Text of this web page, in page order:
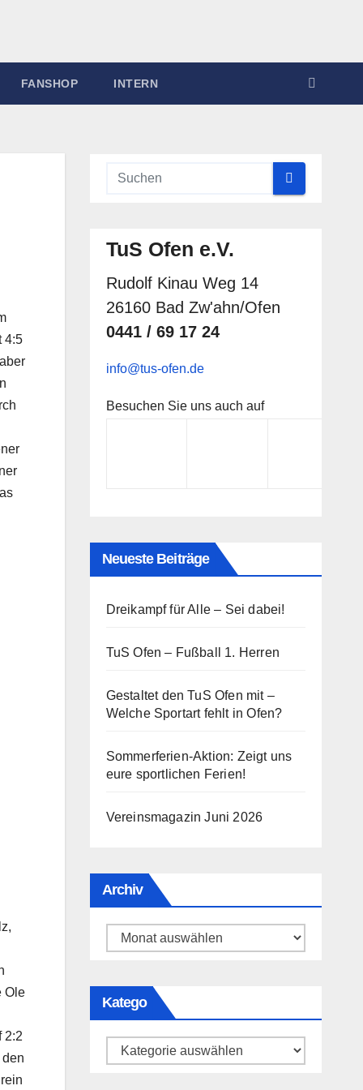
FANSHOP INTERN
4:5
Ole
2:2
TuS Ofen e.V.
Rudolf Kinau Weg 14
26160 Bad Zw'ahn/Ofen
0441 / 69 17 24
info@tus-ofen.de
Besuchen Sie uns auch auf
Neueste Beiträge
Dreikampf für Alle – Sei dabei!
TuS Ofen – Fußball 1. Herren
Gestaltet den TuS Ofen mit –
Welche Sportart fehlt in Ofen?
Sommerferien-Aktion: Zeigt uns
eure sportlichen Ferien!
Vereinsmagazin Juni 2026
Archiv
Archiv
Katego
Katego